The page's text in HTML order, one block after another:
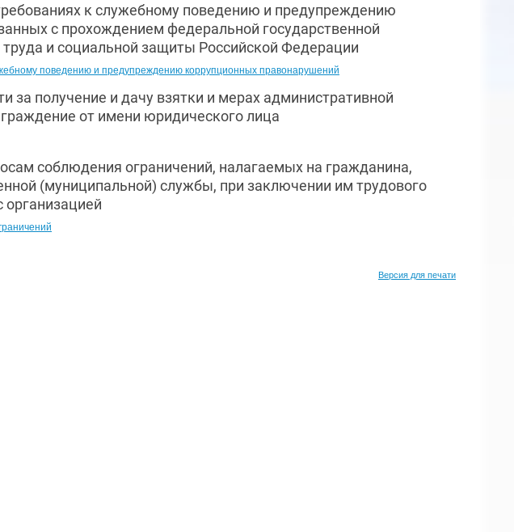
к служебному поведению и предупреждению
с прохождением федеральной государственной
и социальной защиты Российской Федерации
поведению и предупреждению коррупционных правонарушений
за получение и дачу взятки и мерах административной
от имени юридического лица
соблюдения ограничений, налагаемых на гражданина,
(муниципальной) службы, при заключении им трудового
организацией
Версия для печати